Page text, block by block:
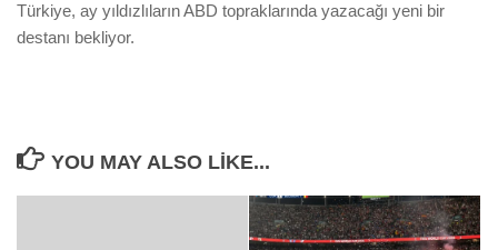
Türkiye, ay yıldızlıların ABD topraklarında yazacağı yeni bir
destanı bekliyor.
YOU MAY ALSO LIKE...